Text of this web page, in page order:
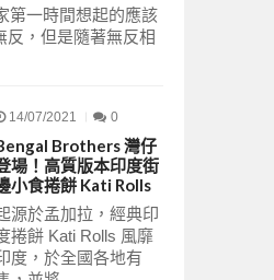
第一時間想起的應該
反，但是隨著無反相
14/07/2021 0
Brothers 灣仔
場！高質版本印度街
小食捲餅 Kati Rolls
源於孟加拉，經典印
捲餅 Kati Rolls 風靡
度，於全國各地有